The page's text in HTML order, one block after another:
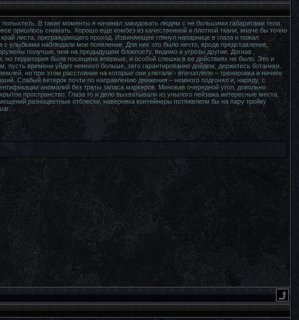
В такие моменты я начинал завидовать людям с не большими габаритами тела.
пришлось снимать. Хорошо еще комбез из качественной и плотной ткани, иначе бы точно
листа, преграждающего проход. Извиняющее глянул напарнице в глаза и пожал
улыбками наблюдали мое появление. Для них это было нечто, вроде представление,
получше, чем на предыдущем блокпосту, видимо и угрозы другие. Догнав ,
территория была посещена впервые, и особой спешки в ее действиях не было. Это и
времени уйдет немного больше, зато гарантированно дойдем, держитесь ботаники.
но при этом расстояние на которые они улетали - впечатляло – тренировка и ничего
Слабый ветерок почти по направлению движения – немного подгонял и, наряду, с
аномалий без траты запаса маркеров. Миновав очередной угол, довольно
пространство. Глаза то и дело выхватывали из унылого пейзажа интересные места,
разноцветные отблески, наверняка контейнеры потяжелели бы на пару тройку